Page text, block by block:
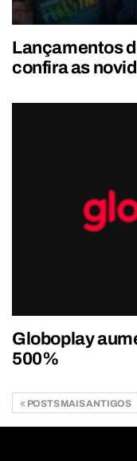
Lançamentos
confira as
Globoplay
500%
POSTS MAIS ANTIGOS